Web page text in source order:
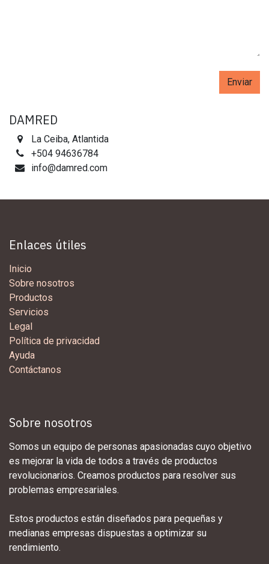
Enviar
DAMRED
La Ceiba, Atlantida
+504 94636784
info@damred.com
Enlaces útiles
Inicio
Sobre nosotros
Productos
Servicios
Legal
Política de privacidad
Ayuda
Contáctanos
Sobre nosotros
Somos un equipo de personas apasionadas cuyo objetivo
es mejorar la vida de todos a través de productos
revolucionarios. Creamos productos para resolver sus
problemas empresariales.
Estos productos están diseñados para pequeñas y
medianas empresas dispuestas a optimizar su
rendimiento.